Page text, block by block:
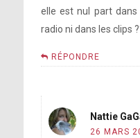
elle est nul part
radio ni dans les clips
RÉPONDRE
Nattie
26 MARS